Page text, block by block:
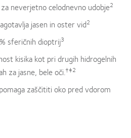
za neverjetno celodnevno udobje2
jasen in oster vid2
sferičnih dioptrij3
kisika kot pri drugih hidrogelnih
za jasne, bele oči.†‡2
zaščititi oko pred vdorom